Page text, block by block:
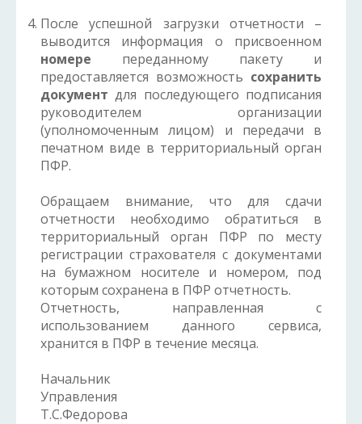
После успешной загрузки отчетности –
выводится информация о присвоенном
номере переданному пакету и
предоставляется возможность сохранить
документ для последующего подписания
руководителем организации
(уполномоченным лицом) и передачи в
печатном виде в территориальный орган
ПФР.
Обращаем внимание, что для сдачи
отчетности необходимо обратиться в
территориальный орган ПФР по месту
регистрации страхователя с документами
на бумажном носителе и номером, под
которым сохранена в ПФР отчетность.
Отчетность, направленная с
использованием данного сервиса,
хранится в ПФР в течение месяца.
Начальник
Управления
Т.С.Федорова